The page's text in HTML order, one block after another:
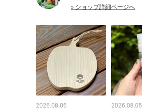
» ショップ詳細ページへ
2026.08.06 2026.08.05